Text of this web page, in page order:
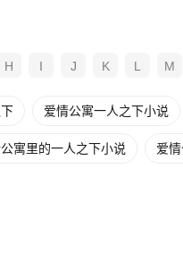
H I J K L M
爱情公寓一人之下小说
寓里的一人之下小说 爱